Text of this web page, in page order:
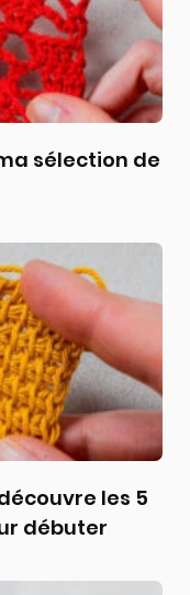
sélection de
les 5
débuter